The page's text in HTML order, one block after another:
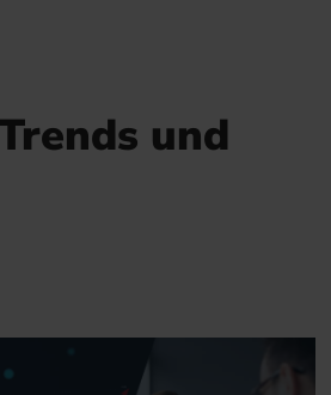
und